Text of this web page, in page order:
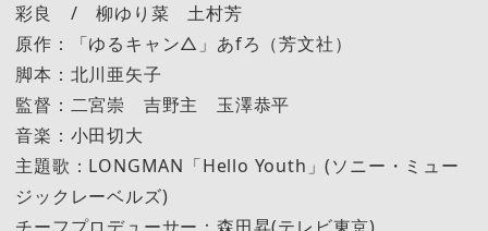
彩良 / 柳ゆり菜 土村芳
原作：「ゆるキャン△」あfろ（芳文社）
脚本：北川亜矢子
監督：二宮崇 吉野主 玉澤恭平
音楽：小田切大
主題歌：LONGMAN「Hello Youth」(ソニー・ミュー
ジックレーベルズ)